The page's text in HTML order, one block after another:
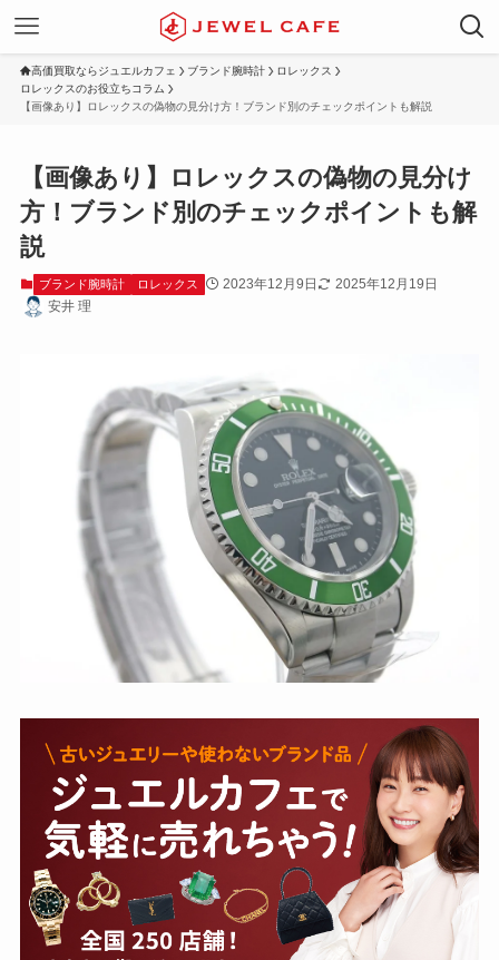
高価買取ならジュエルカフェ ブランド腕時計
ロレックス
ロレックスのお役立ちコラム
【画像あり】ロレックスの偽物の見分け方！ブランド別のチェックポイントも解説
【画像あり】ロレックスの偽物の見分け
方！ブランド別のチェックポイントも解
説
ブランド腕時計 ロレックス 2023年12月9日
2025年12月19日
安井 理